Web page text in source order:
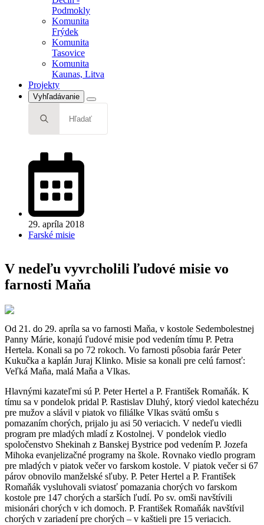
Podmokly
Komunita
Frýdek
Komunita
Tasovice
Komunita
Kaunas, Litva
Projekty
Vyhľadávanie
for:
Komunita
Kaunas, Litva
Projekty
29. apríla 2018
Farské misie
V nedeľu vyvrcholili ľudové misie vo
farnosti Maňa
Od 21. do 29. apríla sa vo farnosti Maňa, v kostole Sedembolestnej
Panny Márie, konajú ľudové misie pod vedením tímu P. Petra
Hertela. Konali sa po 72 rokoch. Vo farnosti pôsobia farár Peter
Kukučka a kaplán Juraj Klinko. Misie sa konali pre celú farnosť:
Veľká Maňa, malá Maňa a Vlkas.
Hlavnými kazateľmi sú P. Peter Hertel a P. František Romaňák. K
tímu sa v pondelok pridal P. Rastislav Dluhý, ktorý viedol katechézu
pre mužov a slávil v piatok vo filiálke Vlkas svätú omšu s
pomazaním chorých, prijalo ju asi 50 veriacich. V nedeľu viedli
program pre mladých mladí z Kostolnej. V pondelok viedlo
spoločenstvo Shekinah z Banskej Bystrice pod vedením P. Jozefa
Mihoka evanjelizačné programy na škole. Rovnako viedlo program
pre mladých v piatok večer vo farskom kostole. V piatok večer si 67
párov obnovilo manželské sľuby. P. Peter Hertel a P. František
Romaňák vysluhovali sviatosť pomazania chorých vo farskom
kostole pre 147 chorých a starších ľudí. Po sv. omši navštívili
misionári chorých v ich domoch. P. František Romaňák navštívil
chorých v zariadení pre chorých – v kaštieli pre 15 veriacich.